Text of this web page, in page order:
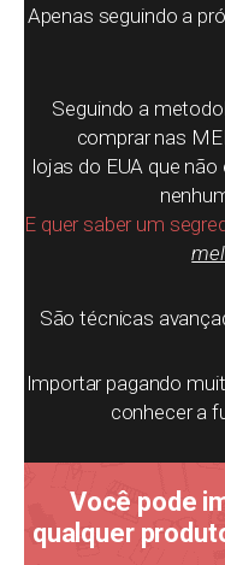
Apenas seguindo a
Seguindo a
comprar nas
lojas do EUA que
E quer saber um
São técnicas
Importar pagando
conhecer a
Você pode
qualquer